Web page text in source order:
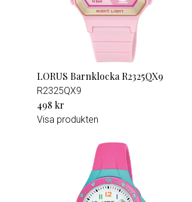
LORUS Barnklocka R2325QX9
R2325QX9
498 kr
Visa produkten